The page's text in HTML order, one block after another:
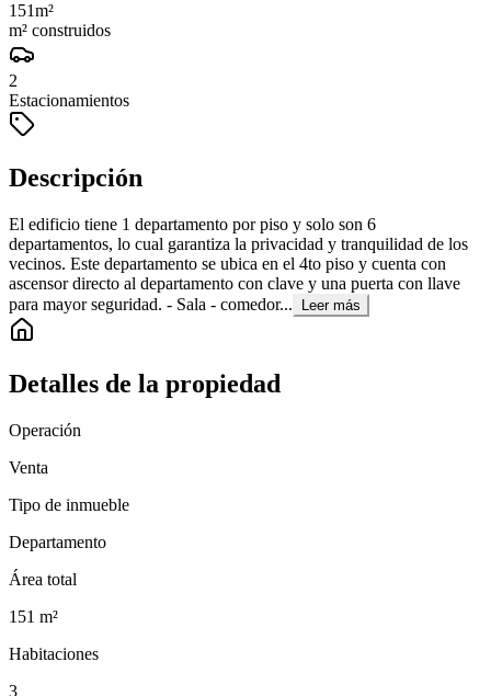
151m²
m² construidos
2
Estacionamientos
Descripción
El edificio tiene 1 departamento por piso y solo son 6
departamentos, lo cual garantiza la privacidad y tranquilidad de los
vecinos. Este departamento se ubica en el 4to piso y cuenta con
ascensor directo al departamento con clave y una puerta con llave
para mayor seguridad. - Sala - comedor...
Leer más
Detalles de la propiedad
Operación
Venta
Tipo de inmueble
Departamento
Área total
151 m²
Habitaciones
3